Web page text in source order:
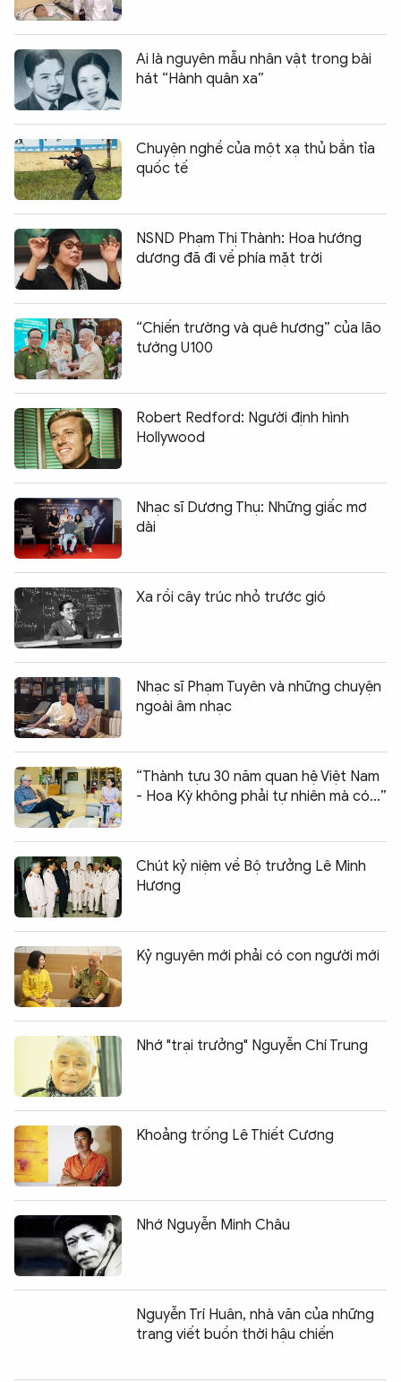
Ai là nguyên mẫu nhân vật trong bài
hát “Hành quân xa”
Chuyện nghề của một xạ thủ bắn tỉa
quốc tế
NSND Phạm Thị Thành: Hoa hướng
dương đã đi về phía mặt trời
“Chiến trường và quê hương” của lão
tướng U100
Robert Redford: Người định hình
Hollywood
Nhạc sĩ Dương Thụ: Những giấc mơ
dài
Xa rồi cây trúc nhỏ trước gió
Nhạc sĩ Phạm Tuyên và những chuyện
ngoài âm nhạc
“Thành tựu 30 năm quan hệ Việt Nam
- Hoa Kỳ không phải tự nhiên mà có...”
Chút kỷ niệm về Bộ trưởng Lê Minh
Hương
Kỷ nguyên mới phải có con người mới
Nhớ "trại trưởng" Nguyễn Chí Trung
Khoảng trống Lê Thiết Cương
Nhớ Nguyễn Minh Châu
Nguyễn Trí Huân, nhà văn của những
trang viết buồn thời hậu chiến